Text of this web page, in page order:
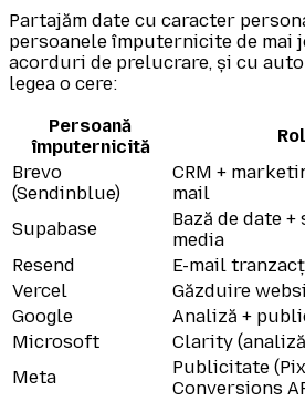
Partajăm date cu caracter
persoanele împuternicite de mai
acorduri de prelucrare, și cu
legea o cere:
Persoană
împuternicită
Rol
Brevo
(Sendinblue)
CRM +
mail
Supabase
Bază de date +
media
Resend
E-mail
Vercel
Găzduire
Google
Analiză +
Microsoft
Clarity
Meta
Publicitate
Conversions